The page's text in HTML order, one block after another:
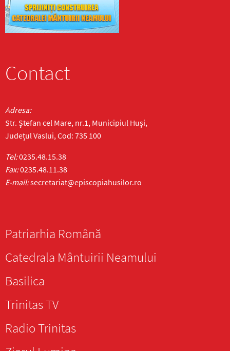
Contact
Adresa:
Str. Ștefan cel Mare, nr.1, Municipiul Huși,
Județul Vaslui, Cod: 735 100
Tel:0235.48.15.38
Fax:0235.48.11.38
E-mail:secretariat@episcopiahusilor.ro
Patriarhia Română
Catedrala Mântuirii Neamului
Basilica
Trinitas TV
Radio Trinitas